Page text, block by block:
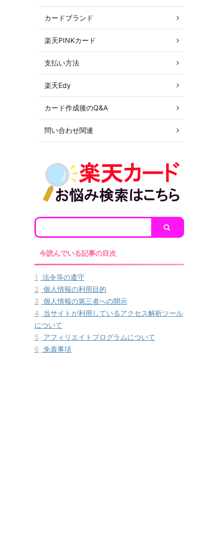
カードブランド
楽天PINKカード
支払い方法
楽天Edy
カード作成後のQ&A
問い合わせ関連
今読んでいる記事の目次
1
法令等の遵守
2 個人情報の利用目的
3 個人情報の第三者への開示
4 当サイトが利用しているアクセス解析ツール
について
5
アフィリエイトプログラムについて
6 免責事項